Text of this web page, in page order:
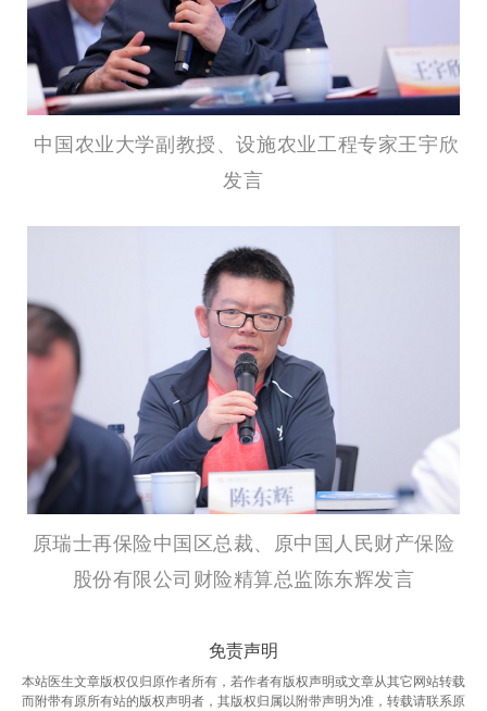
中国农业大学副教授、设施农业工程专家王宇欣
发言
原瑞士再保险中国区总裁、原中国人民财产保险
股份有限公司财险精算总监陈东辉发言
免责声明
本站医生文章版权仅归原作者所有，若作者有版权声明或文章从其它网站转载
而附带有原所有站的版权声明者，其版权归属以附带声明为准，转载请联系原